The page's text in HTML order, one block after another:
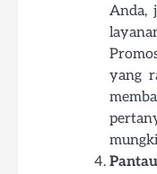
Anda,
yang